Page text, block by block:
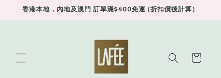
Skip to
香港本地，內地及澳門 訂單滿$400免運 (折扣價後計算）
Cart